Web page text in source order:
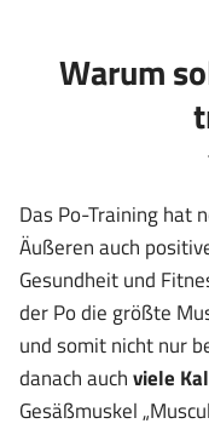
Warum
Das Po-Training hat
Äußeren auch
Gesundheit und
der Po die größte
und somit nicht nur
danach auchviele
Gesäßmuskel